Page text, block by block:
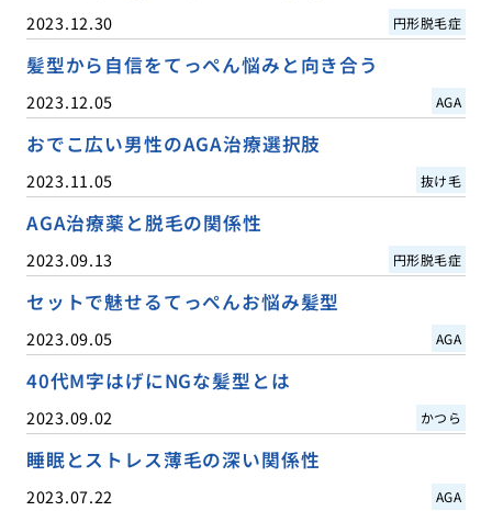
2023.12.30 円形脱毛症
髪型から自信をてっぺん悩みと向き合う
2023.12.05 AGA
おでこ広い男性のAGA治療選択肢
2023.11.05 抜け毛
AGA治療薬と脱毛の関係性
2023.09.13 円形脱毛症
セットで魅せるてっぺんお悩み髪型
2023.09.05 AGA
40代M字はげにNGな髪型とは
2023.09.02 かつら
睡眠とストレス薄毛の深い関係性
2023.07.22 AGA